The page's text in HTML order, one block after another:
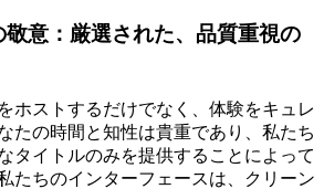
意：厳選された、品質重視の
ホストするだけでなく、体験をキュレ
たの時間と知性は貴重であり、私たち
タイトルのみを提供することによって
たちのインターフェースは、クリーン